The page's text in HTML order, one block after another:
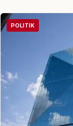
POLITIK